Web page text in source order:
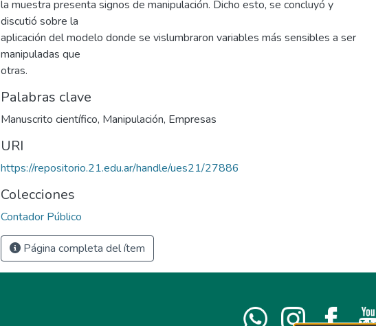
la muestra presenta signos de manipulación. Dicho esto, se concluyó y
discutió sobre la
aplicación del modelo donde se vislumbraron variables más sensibles a ser
manipuladas que
otras.
Palabras clave
Manuscrito científico, Manipulación, Empresas
URI
https://repositorio.21.edu.ar/handle/ues21/27886
Colecciones
Contador Público
Página completa del ítem